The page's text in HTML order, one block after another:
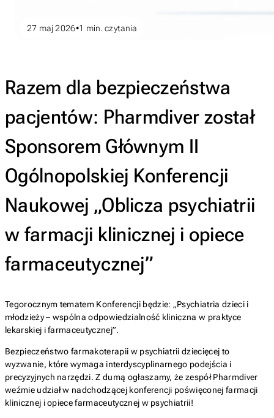
27 maj 2026 1 min. czytania
Razem dla bezpieczeństwa
pacjentów: Pharmdiver został
Sponsorem Głównym II
Ogólnopolskiej Konferencji
Naukowej „Oblicza psychiatrii
w farmacji klinicznej i opiece
farmaceutycznej”
Tegorocznym tematem Konferencji będzie: „Psychiatria dzieci i
młodzieży – wspólna odpowiedzialność kliniczna w praktyce
lekarskiej i farmaceutycznej”.
Bezpieczeństwo farmakoterapii w psychiatrii dziecięcej to
wyzwanie, które wymaga interdyscyplinarnego podejścia i
precyzyjnych narzędzi. Z dumą ogłaszamy, że zespół Pharmdiver
weźmie udział w nadchodzącej konferencji poświęconej farmacji
klinicznej i opiece farmaceutycznej w psychiatrii!